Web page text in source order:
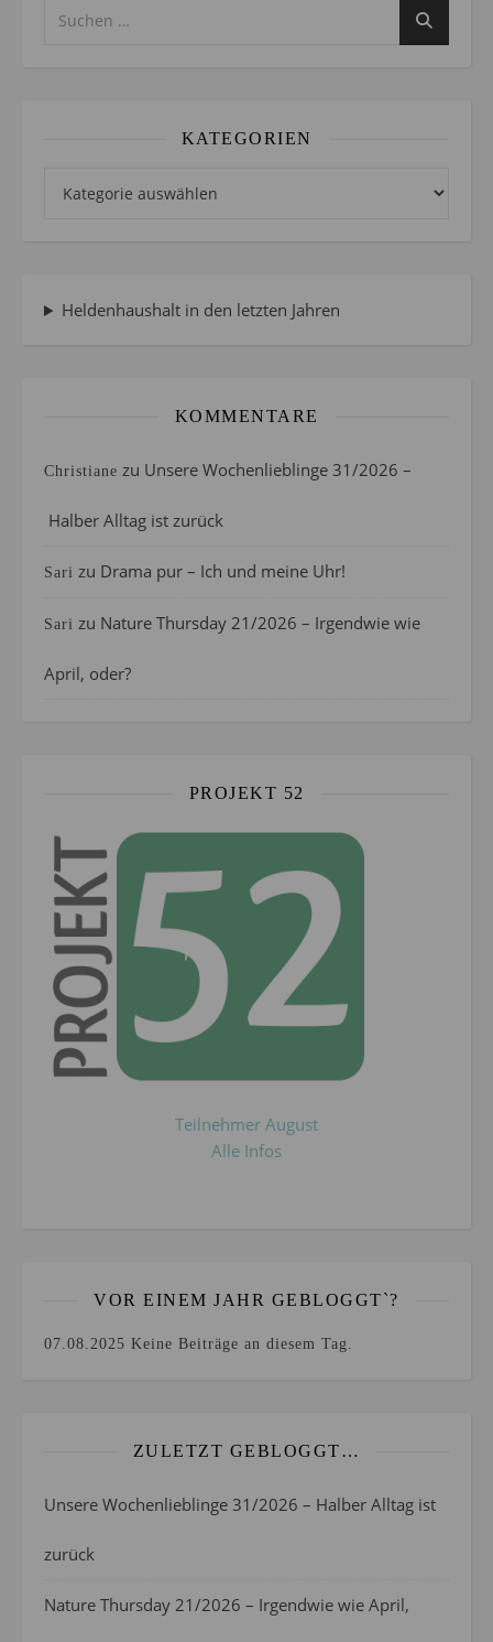
KATEGORIEN
Heldenhaushalt in den letzten Jahren
KOMMENTARE
Christiane zu Unsere Wochenlieblinge 31/2026 –
Halber Alltag ist zurück
Sari zu Drama pur – Ich und meine Uhr!
Sari zu Nature Thursday 21/2026 – Irgendwie wie
April, oder?
PROJEKT 52
Teilnehmer August
Alle Infos
VOR EINEM JAHR GEBLOGGT`?
07.08.2025 Keine Beiträge an diesem Tag.
ZULETZT GEBLOGGT…
Unsere Wochenlieblinge 31/2026 – Halber Alltag ist
zurück
Nature Thursday 21/2026 – Irgendwie wie April,